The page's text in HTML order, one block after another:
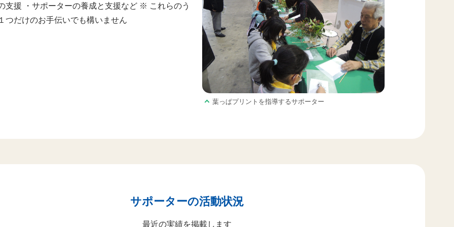
支援 ・サポーターの養成と支援など ※ これらのう
つだけのお手伝いでも構いません
葉っぱプリントを指導するサポーター
サポーターの活動状況
最近の実績を掲載します